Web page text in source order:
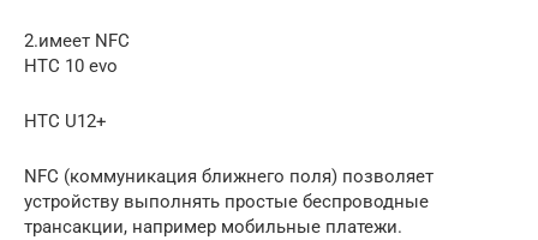
2.имеет NFC
HTC 10 evo
HTC U12+
NFC (коммуникация ближнего поля) позволяет
устройству выполнять простые беспроводные
трансакции, например мобильные платежи.